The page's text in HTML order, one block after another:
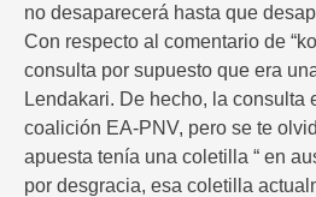
no desaparecerá hasta que
Con respecto al comentario de
consulta por supuesto que era
Lendakari. De hecho, la consulta
coalición EA-PNV, pero se te
apuesta tenía una coletilla “ en
por desgracia, esa coletilla